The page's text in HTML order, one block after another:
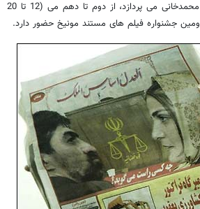
لاله سحرخیزان همسر ناصر محمدخانی می پردازد، از دوم تا دهم می (12 تا 20
جشنواره فیلم های مستند مونیخ حضور دارد.